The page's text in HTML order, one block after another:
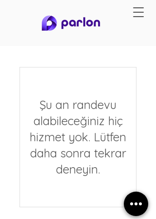
Şu an randevu
alabileceğiniz hiç
hizmet yok. Lütfen
daha sonra tekrar
deneyin.